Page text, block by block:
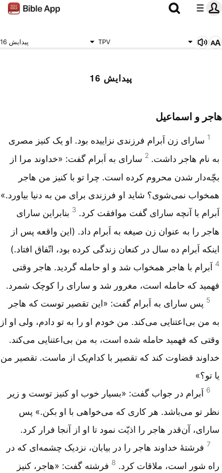
پیدایش 16 TPV
پیدایش 16
هاجر و اسماعیل‌
1 سارای زن ‌اَبرام ‌فرزندی نزاییده‌ بود. او یک‌ كنیز مصری
به ‌نام ‌هاجر داشت‌. 2 سارای به ‌اَبرام‌ گفت‌: «خداوند مرا از
بچّه‌دار شدن ‌محروم‌ كرده ‌است‌. چرا تو با كنیز من ‌هاجر
همخواب‌ نمی‌شوی‌؟ شاید او فرزندی برای من به دنیا بیاورد.»
اَبرام ‌با آنچه ‌سارای گفت‌ موافقت‌ كرد. 3 بنابراین‌ سارای
هاجر را به عنوان ‌زن‌ صیغه به اَبرام داد. (این واقعه پس از
اینكه اَبرام‌ ده سال‌ در كنعان ‌زندگی كرده ‌بود، اتّفاق ‌افتاد.)
4 اَبرام ‌با هاجر همخواب ‌شد و او حامله‌ گردید. هاجر وقتی
فهمید كه‌ حامله ‌است‌، مغرور شد و سارای را كوچک‌ شمرد.
5 پس ‌سارای به‌ اَبرام‌ گفت‌: «این‌ تقصیر توست‌ كه ‌هاجر
به‌ من ‌بی‌اعتنایی می‌كند. من ‌خودم ‌او را به ‌تو دادم‌، ولی او از
وقتی كه‌ فهمید حامله ‌شده ‌است‌، به‌ من ‌بی‌اعتنایی می‌كند.
خداوند قضاوت كند كه ‌تقصیر با كدام‌یک ‌از ماست‌. تقصیر من
‌یا تو؟»
6 اَبرام ‌در جواب‌ گفت‌: «بسیار خوب ‌او كنیز توست‌ و زیر
نظر تو می‌باشد. هر كاری كه‌ می‌خواهی با او بكن‌.» پس
‌سارای‌، آن‌قدر هاجر را اذیّت ‌نمود تا او از آنجا فرار كرد.
7 فرشتهٔ خداوند هاجر را در بیابان، نزدیک‌ چشمه‌ای كه‌ در
راه‌ شور است، ‌ملاقات ‌كرد. 8 فرشته ‌گفت‌: «هاجر، كنیز